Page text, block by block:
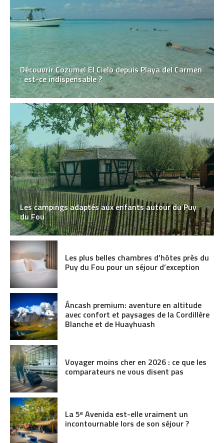
Découvrir Cozumel El Cielo depuis Playa del Carmen
: est-ce indispensable ?
Les campings adaptés aux enfants autour du Puy
du Fou
Les plus belles chambres d’hôtes près du
Puy du Fou pour un séjour d’exception
Áncash premium: aventure en altitude
avec confort et paysages de la Cordillère
Blanche et de Huayhuash
Voyager moins cher en 2026 : ce que les
comparateurs ne vous disent pas
La 5ᵉ Avenida est-elle vraiment un
incontournable lors de son séjour ?